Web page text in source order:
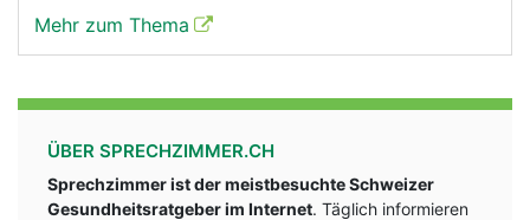
Mehr zum Thema
ÜBER SPRECHZIMMER.CH
Sprechzimmer ist der meistbesuchte Schweizer
Gesundheitsratgeber im Internet. Täglich informieren